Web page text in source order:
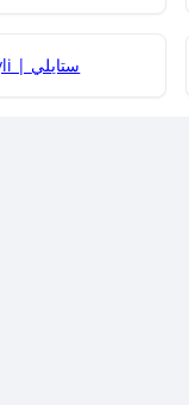
Styli | ستايلي